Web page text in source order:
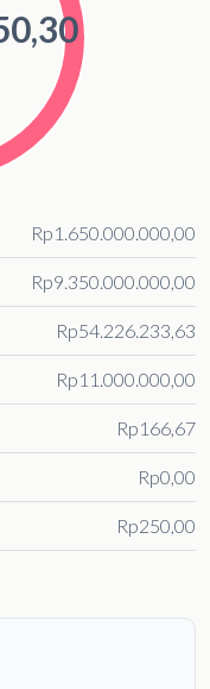
Rp1.650.000.000,00
Rp9.350.000.000,00
Rp54.226.233,63
Rp11.000.000,00
Rp166,67
Rp0,00
Rp250,00